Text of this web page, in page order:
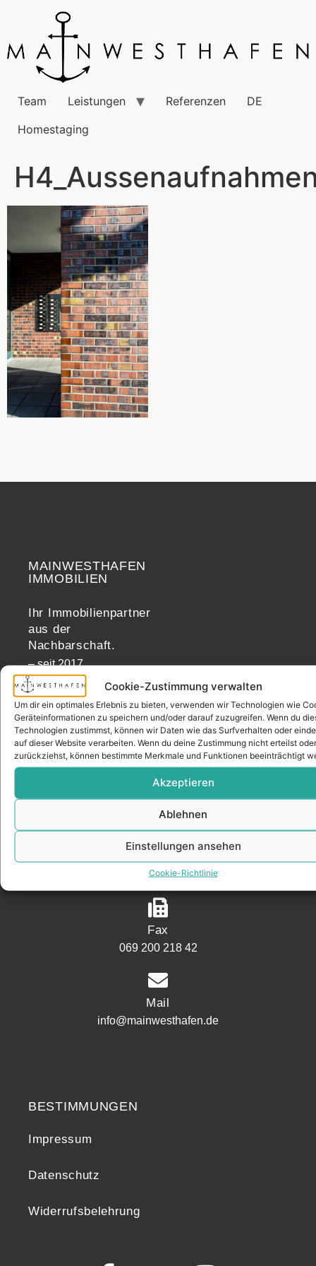
Cookie-Zustimmung verwalten
Um dir ein optimales Erlebnis zu bieten, verwenden wir Technologien wie
Geräteinformationen zu speichern und/oder darauf zuzugreifen. Wenn du
Technologien zustimmst, können wir Daten wie das Surfverhalten oder
auf dieser Website verarbeiten. Wenn du deine Zustimmung nicht erteilst oder
zurückziehst, können bestimmte Merkmale und Funktionen beeinträchtigt
Akzeptieren
Ablehnen
Einstellungen ansehen
Cookie-Richtlinie
Team Leistungen Referenzen
DE
Homestaging
MAINWESTHAFEN
IMMOBILIEN
Ihr Immobilienpartner
aus der
Nachbarschaft.
– seit 2017.
KONTAKT
Adresse
Mainwesthafen Immobilien Speicherstraße 5
60327 Frankfurt
Telefon
069 200 218 41
Fax
069 200 218 42
Mail
info@mainwesthafen.de
BESTIMMUNGEN
Impressum
Datenschutz
Widerrufsbelehrung